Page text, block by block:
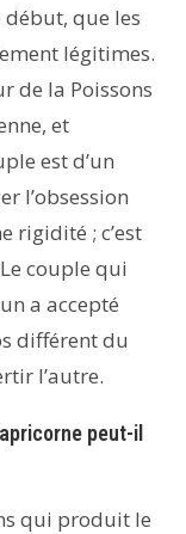
début, que les
légitimes.
de la Poissons
et
est d’un
l’obsession
rigidité ; c’est
couple qui
a accepté
différent du
l’autre.
peut-il
qui produit le